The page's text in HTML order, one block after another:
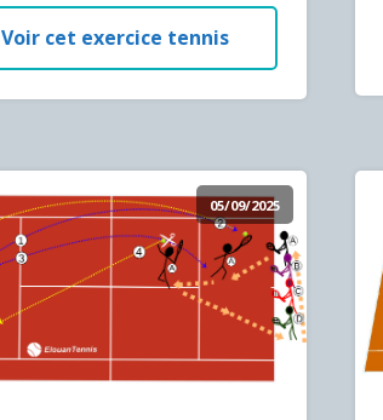
Voir cet exercice tennis
05/09/2025